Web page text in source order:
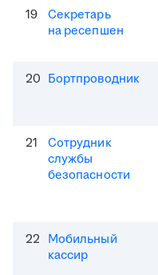
19
Секретарь
на ресепшен
20 Бортпроводник
21
Сотрудник
службы
безопасности
22 Мобильный
кассир